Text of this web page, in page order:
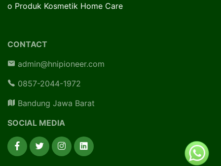
o Produk Kosmetik Home Care
CONTACT
admin@hnipioneer.com
0857-2044-1972
Bandung Jawa Barat
SOCIAL MEDIA